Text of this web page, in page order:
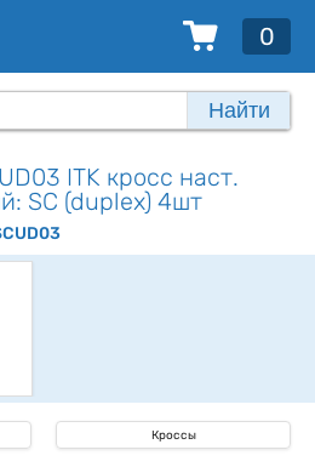
0
Найти
ITK кросс наст.
SC (duplex) 4шт
Кроссы